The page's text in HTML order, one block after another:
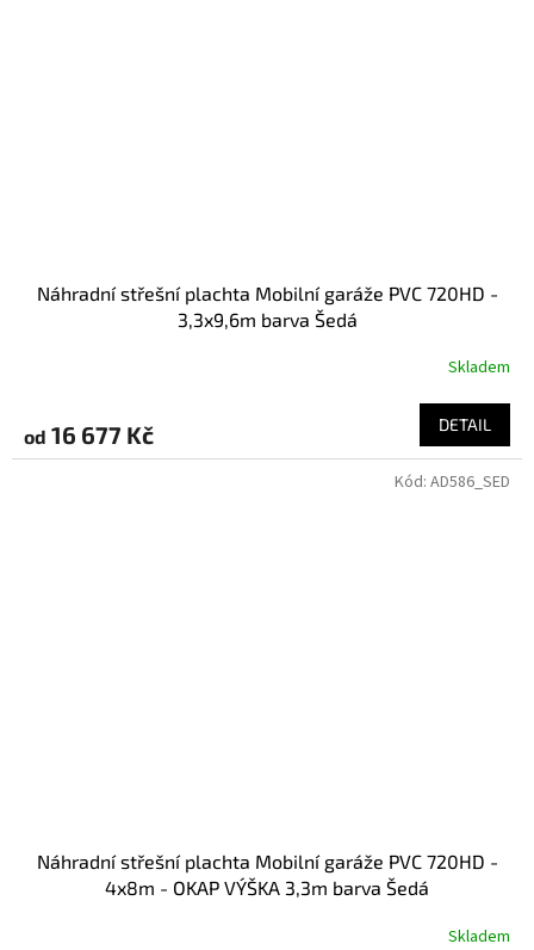
Náhradní střešní plachta Mobilní garáže PVC 720HD -
3,3x9,6m barva Šedá
Skladem
od 16 677 Kč DETAIL
Náhradní střešní plachta Mobilní garáže PVC 720HD -
4x8m - OKAP VÝŠKA 3,3m barva Šedá
Skladem
Kód: AD586_SED